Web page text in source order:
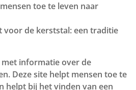
toe te leven naar
voor de kerststal: een traditie
informatie over de
Deze site helpt mensen toe te
helpt bij het vinden van een